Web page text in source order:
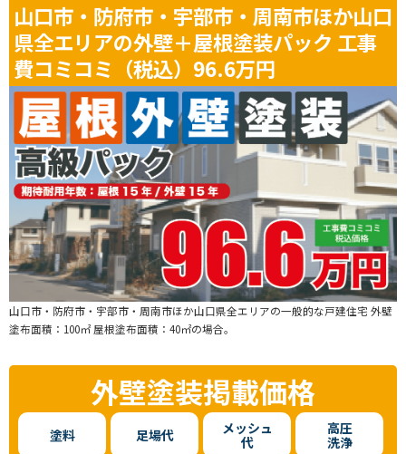
山口市・防府市・宇部市・周南市ほか山口
県全エリアの外壁＋屋根塗装パック 工事
費コミコミ（税込）96.6万円
山口市・防府市・宇部市・周南市ほか山口県全エリアの一般的な戸建住宅 外壁
塗布面積：100㎡ 屋根塗布面積：40㎡の場合。
外壁塗装掲載価格
塗料 足場代
メッシュ
代
高圧
洗浄